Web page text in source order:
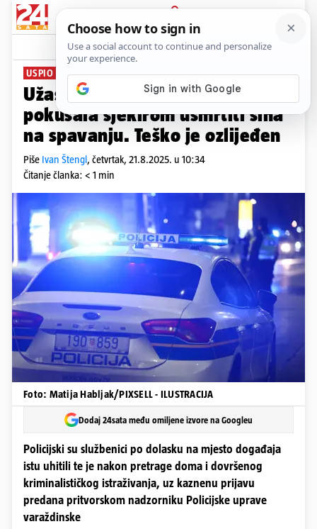
PRIJAVA
News Komentari
USPIO SE SPASITI
Užas kod Novog Marofa: Majka
pokušala sjekirom usmrtiti sina
na spavanju. Teško je ozlijeđen
Piše Ivan Štengl, četvrtak, 21.8.2025. u 10:34
Čitanje članka: < 1 min
Foto: Matija Habljak/PIXSELL - ILUSTRACIJA
Dodaj 24sata među omiljene izvore na Googleu
Policijski su službenici po dolasku na mjesto događaja
istu uhitili te je nakon pretrage doma i dovršenog
kriminalističkog istraživanja, uz kaznenu prijavu
predana pritvorskom nadzorniku Policijske uprave
varaždinske